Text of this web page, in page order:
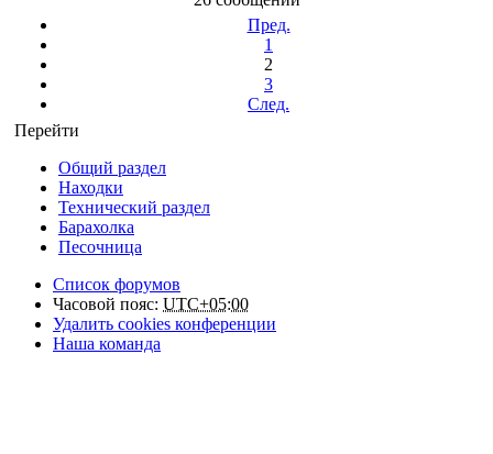
Пред.
1
2
3
След.
Перейти
Общий раздел
Находки
Технический раздел
Барахолка
Песочница
Список форумов
Часовой пояс: UTC+05:00
Удалить cookies конференции
Наша команда